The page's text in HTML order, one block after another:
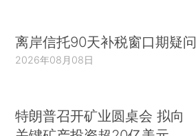
离岸信托90天补税窗口期疑问
2026年08月08日
特朗普召开矿业圆桌会 拟向